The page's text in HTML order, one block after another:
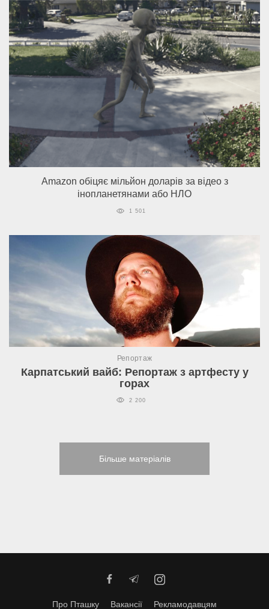
Amazon обіцяє мільйон доларів за відео з
інопланетянами або НЛО
1 501
Репортаж
Карпатський вайб: Репортаж з артфесту у
горах
2 200
Більше матеріалів
Про Пташку Вакансії Рекламодавцям